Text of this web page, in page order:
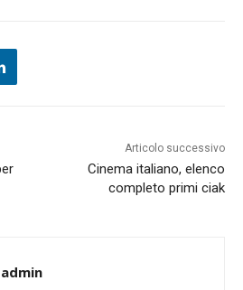
Articolo successivo
Cinema italiano, elenco
completo primi ciak
admin